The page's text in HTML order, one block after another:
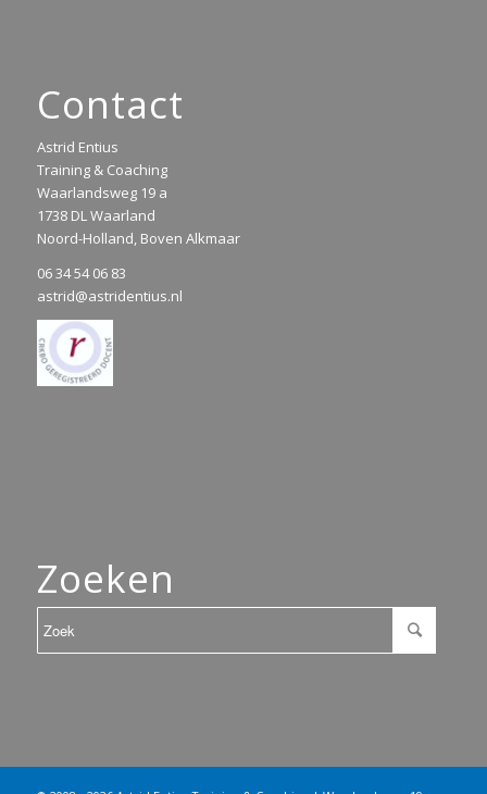
Contact
Astrid Entius
Training & Coaching
Waarlandsweg 19 a
1738 DL Waarland
Noord-Holland, Boven Alkmaar
06 34 54 06 83
astrid@astridentius.nl
Zoeken